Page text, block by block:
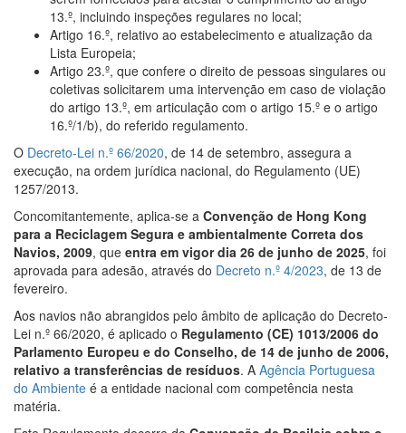
13.º, incluindo inspeções regulares no local;
Artigo 16.º, relativo ao estabelecimento e atualização da
Lista Europeia;
Artigo 23.º, que confere o direito de pessoas singulares ou
coletivas solicitarem uma intervenção em caso de violação
do artigo 13.º, em articulação com o artigo 15.º e o artigo
16.º/1/b), do referido regulamento.
O Decreto-Lei n.º 66/2020, de 14 de setembro, assegura a
execução, na ordem jurídica nacional, do Regulamento (UE)
1257/2013.
Concomitantemente, aplica-se a Convenção de Hong Kong
para a Reciclagem Segura e ambientalmente Correta dos
Navios, 2009, que entra em vigor dia 26 de junho de 2025, foi
aprovada para adesão, através do Decreto n.º 4/2023, de 13 de
fevereiro.
Aos navios não abrangidos pelo âmbito de aplicação do Decreto-
Lei n.º 66/2020, é aplicado o Regulamento (CE) 1013/2006 do
Parlamento Europeu e do Conselho, de 14 de junho de 2006,
relativo a transferências de resíduos. A Agência Portuguesa
do Ambiente é a entidade nacional com competência nesta
matéria.